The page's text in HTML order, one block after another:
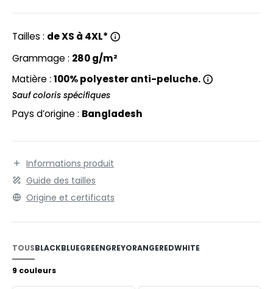
DE MAISON
IN EUROPE
LABEL / TEAR AWAY
HALES
ROW
OF THE LOOM
Tailles : de XS à 4XL*
Grammage : 280 g/m²
Matière : 100% polyester anti-peluche.
Sauf coloris spécifiques
Pays d’origine : Bangladesh
Informations produit
Guide des tailles
Origine et certificats
TOUSBLACKBLUEGREENGREYORANGEREDWHITE
9 couleurs